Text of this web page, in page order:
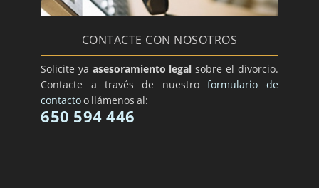
CONTACTE CON NOSOTROS
Solicite ya asesoramiento legal sobre el divorcio.
Contacte a través de nuestroformulario de
contactoo llámenos al:
650 594 446